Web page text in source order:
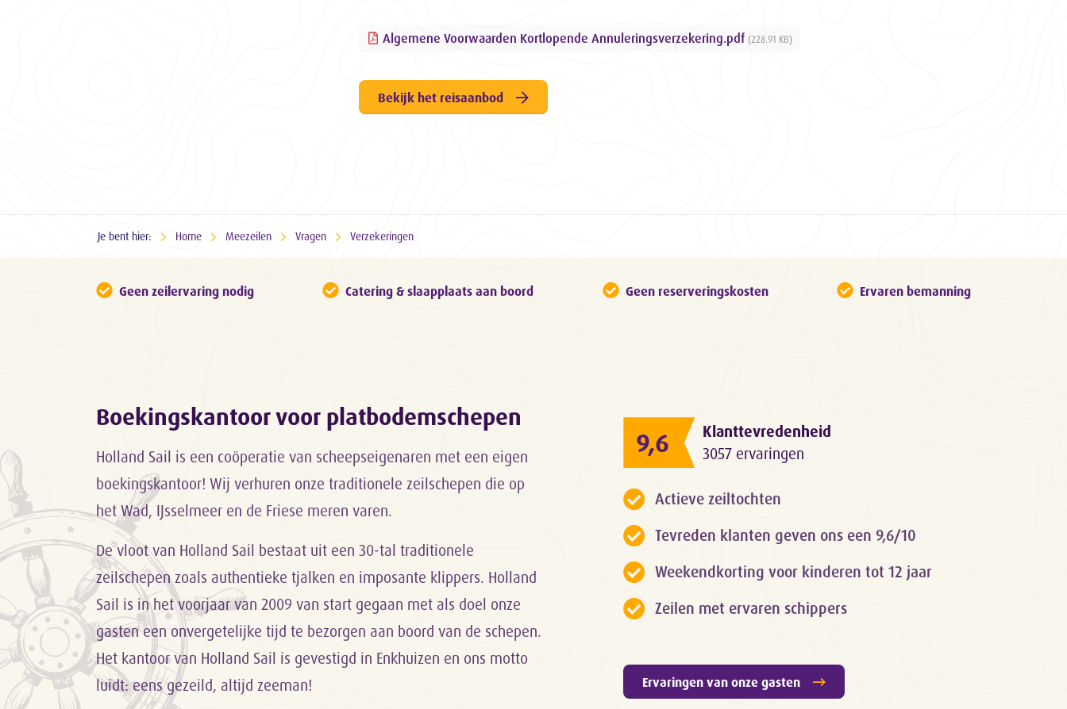
Algemene Voorwaarden Kortlopende Annuleringsverzekering.pdf (228.91 KB)
Bekijk het reisaanbod
Je bent hier: Home Meezeilen Vragen Verzekeringen
Geen zeilervaring nodig Catering & slaapplaats aan boord Geen reserveringskosten Ervaren bemanning
Boekingskantoor voor platbodemschepen
Holland Sail is een coöperatie van scheepseigenaren met een eigen
boekingskantoor! Wij verhuren onze traditionele zeilschepen die op
het Wad, IJsselmeer en de Friese meren varen.
De vloot van Holland Sail bestaat uit een 30-tal traditionele
zeilschepen zoals authentieke tjalken en imposante klippers. Holland
Sail is in het voorjaar van 2009 van start gegaan met als doel onze
gasten een onvergetelijke tijd te bezorgen aan boord van de schepen.
Het kantoor van Holland Sail is gevestigd in Enkhuizen en ons motto
luidt: eens gezeild, altijd zeeman!
9,6
Klanttevredenheid
3057 ervaringen
Actieve zeiltochten
Tevreden klanten geven ons een 9,6/10
Weekendkorting voor kinderen tot 12 jaar
Zeilen met ervaren schippers
Ervaringen van onze gasten